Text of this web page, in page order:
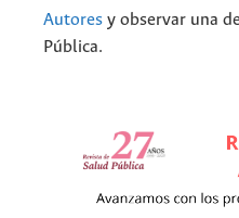
Autores y observar una
Pública.